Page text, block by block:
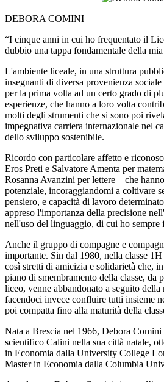
DEBORA COMINI
“I cinque anni in cui ho frequentato il
dubbio una tappa fondamentale della
L'ambiente liceale, in una struttura
insegnanti di diversa provenienza
per la prima volta ad un certo grado di
esperienze, che hanno a loro volta
molti degli strumenti che si sono poi
impegnativa carriera internazionale nel
dello sviluppo sostenibile.
Ricordo con particolare affetto e
Eros Preti e Salvatore Amenta per
Rosanna Avanzini per lettere – che
potenziale, incoraggiandomi a coltivare
pensiero, e capacità di lavoro
appreso l'importanza della precisione
nell'uso del linguaggio, di cui ho sempre
Anche il gruppo di compagne e
importante. Sin dal 1980, nella classe
così stretti di amicizia e solidarietà che,
piano di smembramento della classe, da
liceo, venne abbandonato a seguito della
facendoci invece confluire tutti insieme
poi compatta fino alla maturità della
Nata a Brescia nel 1966, Debora
scientifico Calini nella sua città natale,
in Economia dalla University College
Master in Economia dalla Columbia